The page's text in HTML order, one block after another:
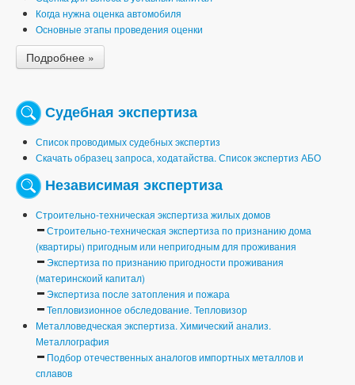
Когда нужна оценка автомобиля
Основные этапы проведения оценки
Подробнее »
Судебная экспертиза
Список проводимых судебных экспертиз
Скачать образец запроса, ходатайства. Список экспертиз АБО
Независимая экспертиза
Строительно-техническая экспертиза жилых домов
Строительно-техническая экспертиза по признанию дома
(квартиры) пригодным или непригодным для проживания
Экспертиза по признанию пригодности проживания
(материнскоий капитал)
Экспертиза после затопления и пожара
Тепловизионное обследование. Тепловизор
Металловедческая экспертиза. Химический анализ.
Металлография
Подбор отечественных аналогов импортных металлов и
сплавов